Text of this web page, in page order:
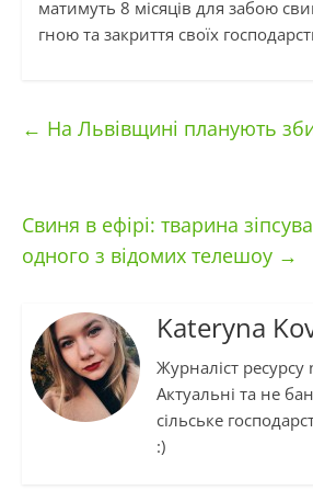
матимуть 8 місяців для забою
гною та закриття своїх
← На Львівщині планують
Свиня в ефірі: тварина
одного з відомих телешоу →
Kateryna
Журналіст
Актуальні та не
сільське
:)